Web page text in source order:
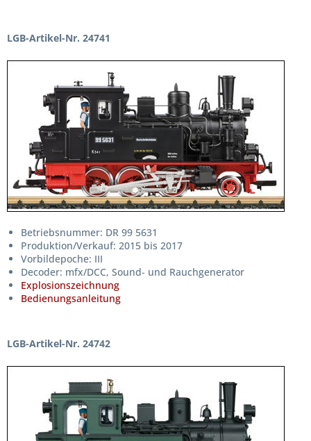
LGB-Artikel-Nr. 24741
Betriebsnummer: DR 99 5631
Produktion/Verkauf: 2015 bis 2017
Vorbildepoche: III
Decoder: mfx/DCC, Sound- und Rauchgenerator
Explosionszeichnung
Bedienungsanleitung
LGB-Artikel-Nr. 24742